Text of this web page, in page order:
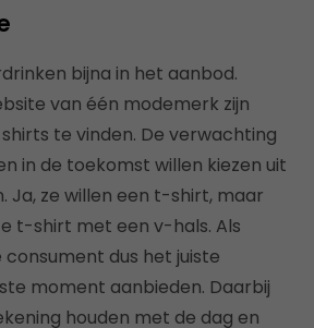
bijna in het aanbod.
van één modemerk zijn
te vinden. De verwachting
in de toekomst willen kiezen uit
Ja, ze willen een t-shirt, maar
t-shirt met een v-hals. Als
dus het juiste
moment aanbieden. Daarbij
houden met de dag en